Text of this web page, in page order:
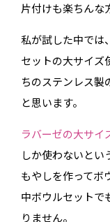
片付けも楽ちんな
私が試した中では
セットの大サイズ
ちのステンレス製
と思います。
ラバーゼの大サイ
しか使わないとい
もやしを作ってボ
中ボウルセットで
りません。